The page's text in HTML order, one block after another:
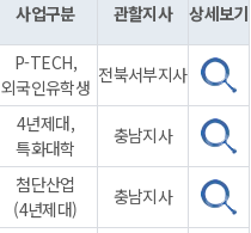
사업구분 관할지사 상세보기
P-TECH,
외국인유학생
전북서부지사
4년제대,
특화대학
충남지사
첨단산업
(4년제대)
충남지사